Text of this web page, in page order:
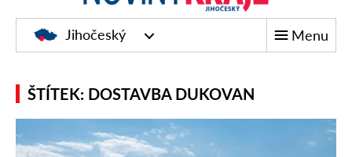
Jihočeský Menu
ŠTÍTEK: DOSTAVBA DUKOVAN